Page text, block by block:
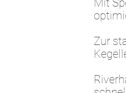
Mit
Zur